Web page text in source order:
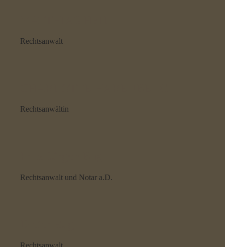
Rechtsanwalt
Rechtsanwältin
Rechtsanwalt und Notar a.D.
Rechtsanwalt